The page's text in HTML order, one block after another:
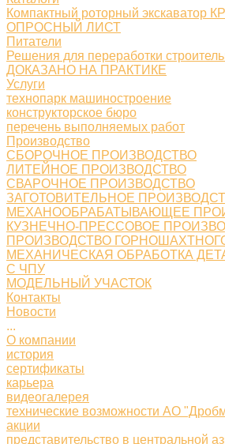
Компактный роторный экскаватор
ОПРОСНЫЙ ЛИСТ
Питатели
Решения для переработки
ДОКАЗАНО НА ПРАКТИКЕ
Услуги
технопарк машиностроение
конструкторское бюро
перечень выполняемых работ
Производство
СБОРОЧНОЕ ПРОИЗВОДСТВО
ЛИТЕЙНОЕ ПРОИЗВОДСТВО
СВАРОЧНОЕ ПРОИЗВОДСТВО
ЗАГОТОВИТЕЛЬНОЕ
МЕХАНООБРАБАТЫВАЮЩЕЕ
КУЗНЕЧНО-ПРЕССОВОЕ
ПРОИЗВОДСТВО
МЕХАНИЧЕСКАЯ ОБРАБОТКА
С ЧПУ
МОДЕЛЬНЫЙ УЧАСТОК
Контакты
Новости
...
О компании
история
сертификаты
карьера
видеогалерея
технические возможности АО
акции
представительство в центральной